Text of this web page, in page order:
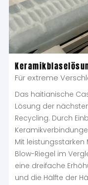
Für extreme
Das haitianische
Lösung der
Recycling. Durch
Mit
Blow-Riegel im
eine dreifache
und die Hälfte der